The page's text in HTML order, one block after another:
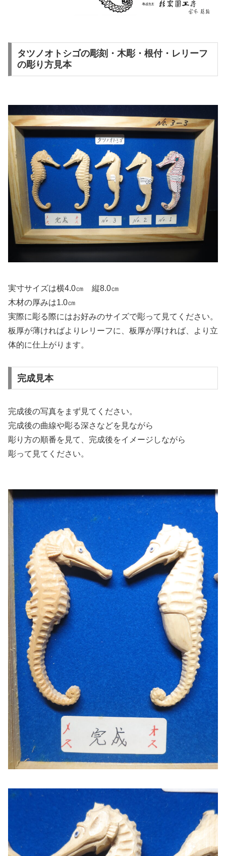
タツノオトシゴの彫刻・木彫・根付・レリーフ
の彫り方見本
実寸サイズは横4.0㎝ 縦8.0㎝
木材の厚みは1.0㎝
実際に彫る際にはお好みのサイズで彫って見てください。
板厚が薄ければよりレリーフに、板厚が厚ければ、より立
体的に仕上がります。
完成見本
完成後の写真をまず見てください。
完成後の曲線や彫る深さなどを見ながら
彫り方の順番を見て、完成後をイメージしながら
彫って見てください。